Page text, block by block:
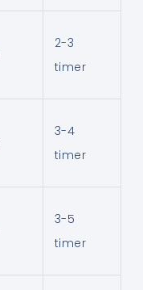
2-3
timer
3-4
timer
3-5
timer